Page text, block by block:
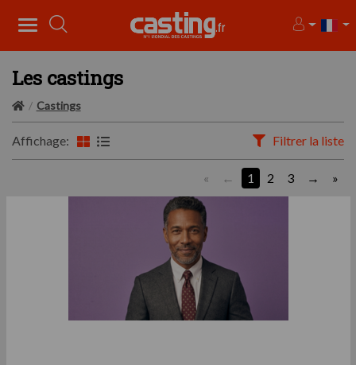
Les castings
Castings
Affichage: Filtrer la liste
« 1 2 3 »